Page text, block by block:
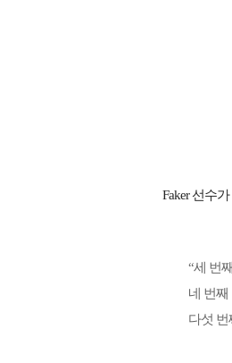
Faker 선수
“세 번
네 번
다섯 번